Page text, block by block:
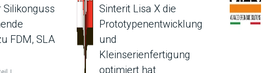
FDM, SLA
Sinterit Lisa X die
Prototypenentwicklung
und
Kleinserienfertigung
optimiert hat